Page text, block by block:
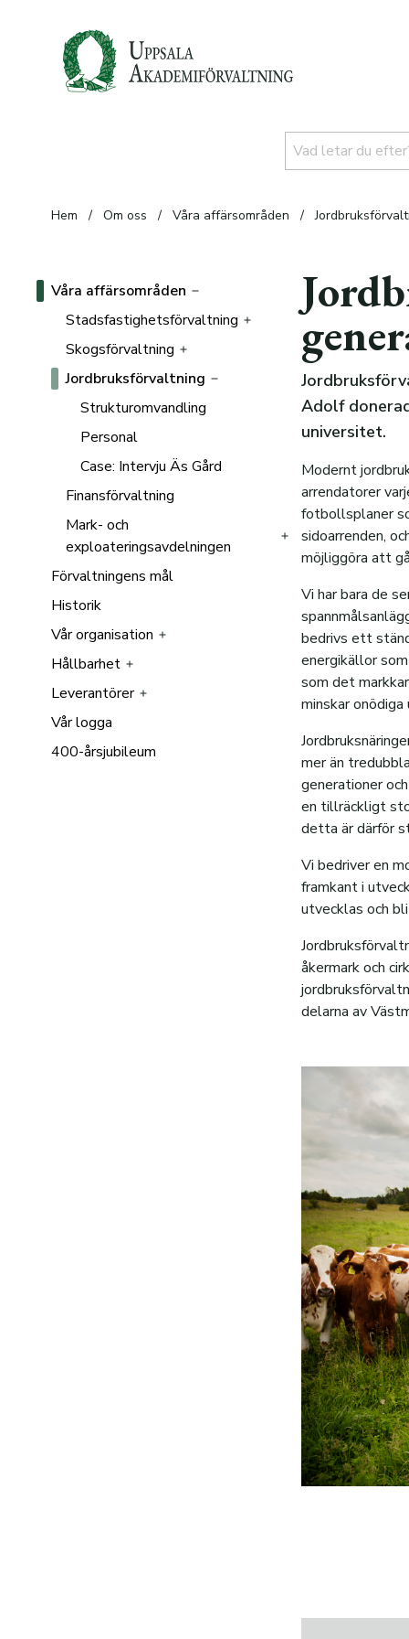
Hem / Om oss / Våra affärsområden /
Våra affärsområden
Stadsfastighetsförvaltning
Alla fastigheter
Personal
Norra Sunnersta
Om visionsstyrd
stadsutveckling
Aktuellt om projektet
Sammanställning
Medborgarforum 4
Visionsmanual
Bakgrund
Planbesked
Frågor och svar
Skogsförvaltning
Certifiering
Upplåtelser
Rundvirkesförsäljning
Skogsskötsel
Hyggesfritt skogsbruk
Vad innebär hyggesfritt
skogsbruk?
Senaste nytt: Vad sker just
nu?
Skogstillstånd
Skogweb
Personal
Jordbruksförvaltning
Strukturomvandling
Personal
Case: Intervju Äs Gård
Finansförvaltning
Mark- och
exploateringsavdelningen
Personal
Förvaltningens mål
Historik
Vår organisation
Personal
Styrelse och VD
Hållbarhet
Samhällsengagemang
Stadsfastigheter
Film: Hållbar fastighetsskötsel
Skogsförvaltning
Leverantörer
E-faktura
PDF-faktura
Vår logga
400-årsjubileum
Adolf
universitet.
Modernt
arrendatorer
fotbollsplaner
sidoarrenden,
möjliggöra att
Vi har bara de
bedrivs ett
energikällor
som det
minskar
mer än
generationer
en tillräckligt
detta är därför
Vi bedriver en
framkant i
utvecklas och
åkermark och
delarna av